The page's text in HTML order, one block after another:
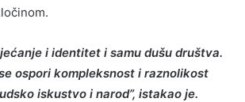
i identitet i samu dušu društva.
ospori kompleksnost i raznolikost
iskustvo i narod”, istakao je.